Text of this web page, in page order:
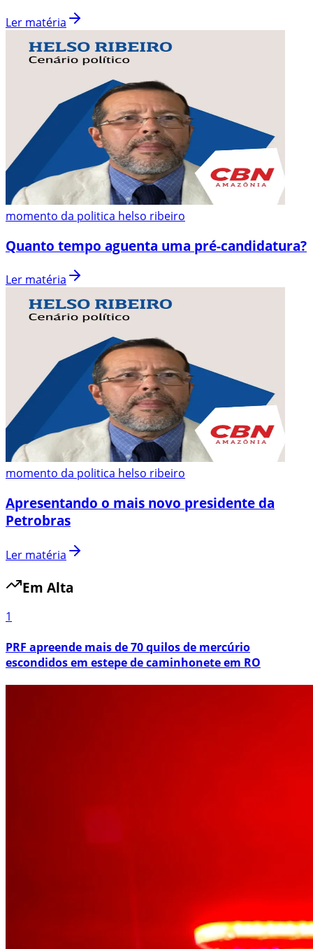
Ler matéria
momento da politica helso ribeiro
Quanto tempo aguenta uma pré-candidatura?
Ler matéria
momento da politica helso ribeiro
Apresentando o mais novo presidente da
Petrobras
Ler matéria
Em Alta
1
PRF apreende mais de 70 quilos de mercúrio
escondidos em estepe de caminhonete em RO